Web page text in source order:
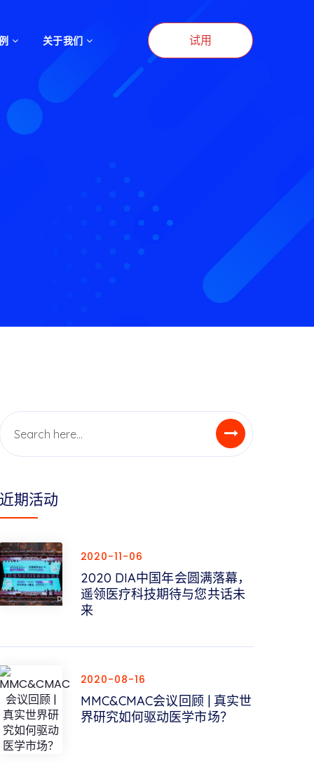
关于我们 试用
近期活动
2020-11-06
2020 DIA中国年会圆满落幕，
遥领医疗科技期待与您共话未
来
2020-08-16
MMC&CMAC会议回顾 | 真实世
界研究如何驱动医学市场？